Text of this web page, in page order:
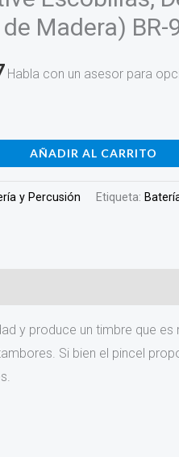
Madera) BR-
Habla con un asesor para
AÑADIR AL CARRITO
y Percusión Etiqueta:
y produce un timbre que
Si bien el pincel